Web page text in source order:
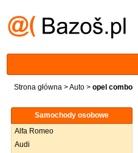
Strona główna >Auto > opel combo
Samochody osobowe
Alfa Romeo
Audi